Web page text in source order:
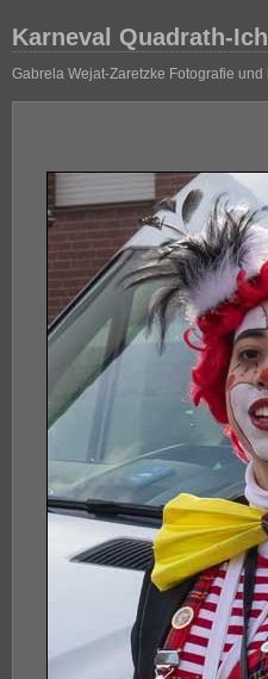
Karneval Quadrath-
Gabrela Wejat-Zaretzke Fotografie und